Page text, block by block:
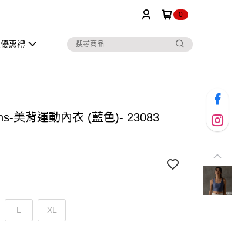
0
惠禮
美背運動內衣 (藍色)- 23083
L XL